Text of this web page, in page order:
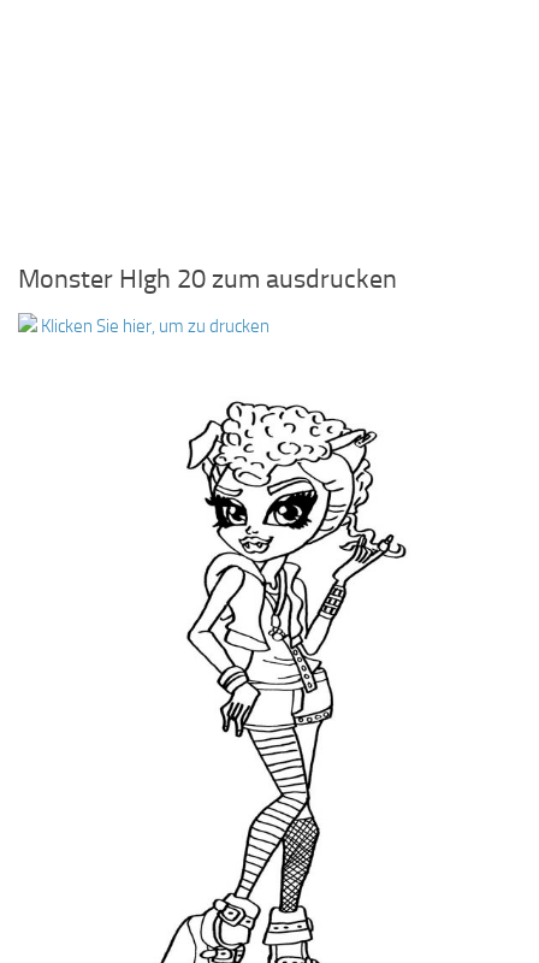
Monster HIgh 20 zum ausdrucken
Klicken Sie hier, um zu drucken